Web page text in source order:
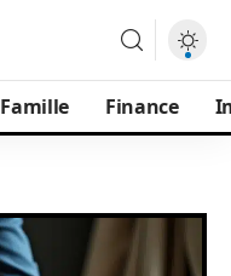
Famille Finance